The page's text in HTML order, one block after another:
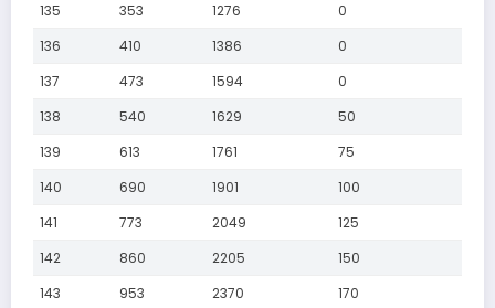
135
353 1276
0
136
410 1386
0
137
473 1594
0
138
540 1629
50
139
613 1761
75
140
690 1901
100
141
773 2049
125
142
860 2205
150
143
953 2370
170